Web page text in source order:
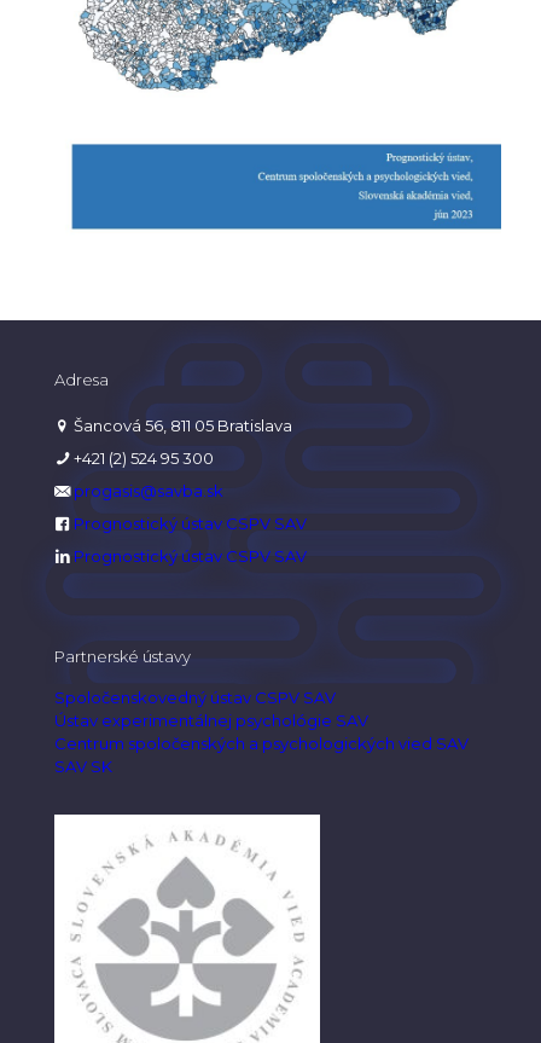
Adresa
Šancová 56, 811 05 Bratislava
+421 (2) 524 95 300
progasis@savba.sk
Prognostický ústav CSPV SAV
Prognostický ústav CSPV SAV
Partnerské ústavy
Spoločenskovedný ústav CSPV SAV
Ústav experimentálnej psychológie SAV
Centrum spoločenských a psychologických vied SAV
SAV SK